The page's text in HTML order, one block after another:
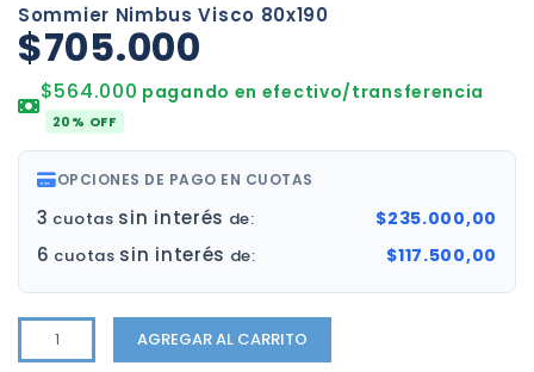
Sommier Nimbus Visco 80x190
$705.000
$564.000 pagando en efectivo/transferencia
20% OFF
OPCIONES DE PAGO EN CUOTAS
3 cuotas sin interés de: $235.000,00
6 cuotas sin interés de: $117.500,00
AGREGAR AL CARRITO